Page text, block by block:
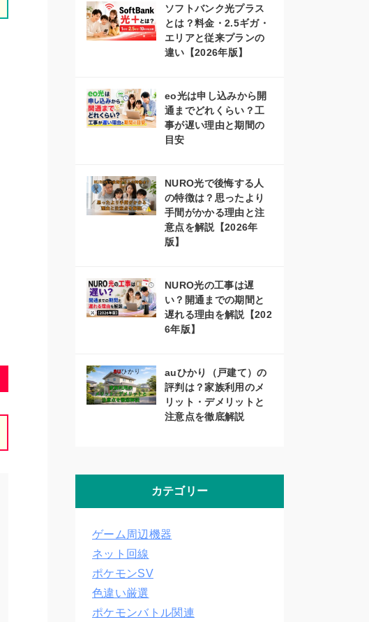
ソフトバンク光プラス
とは？料金・2.5ギガ・
エリアと従来プランの
違い【2026年版】
eo光は申し込みから開
通までどれくらい？工
事が遅い理由と期間の
目安
NURO光で後悔する人
の特徴は？思ったより
手間がかかる理由と注
意点を解説【2026年
版】
NURO光の工事は遅
い？開通までの期間と
遅れる理由を解説【202
6年版】
auひかり（戸建て）の
評判は？家族利用のメ
リット・デメリットと
注意点を徹底解説
カテゴリー
ゲーム周辺機器
ネット回線
ポケモンSV
色違い厳選
ポケモンバトル関連